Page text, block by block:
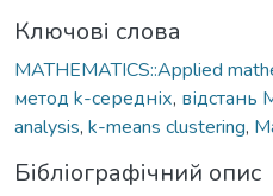
Ключові слова
MATHEMATICS::Applied
метод k-середніх, відстань
analysis, k-means clustering,
Бібліографічний опис